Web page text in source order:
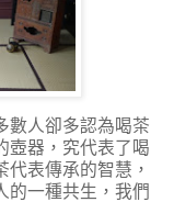
數人卻多認為喝茶
壺器，究代表了喝
表傳承的智慧，
的一種共生，我們